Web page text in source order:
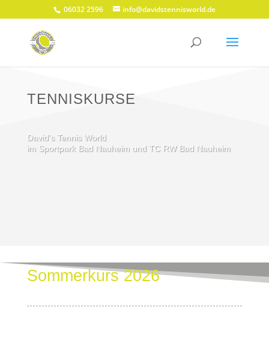
06032 2596 info@davidstennisworld.de
TENNISKURSE
David’s Tennis World
im Sportpark Bad Nauheim und TC RW Bad Nauheim
Sommerkurs 2026